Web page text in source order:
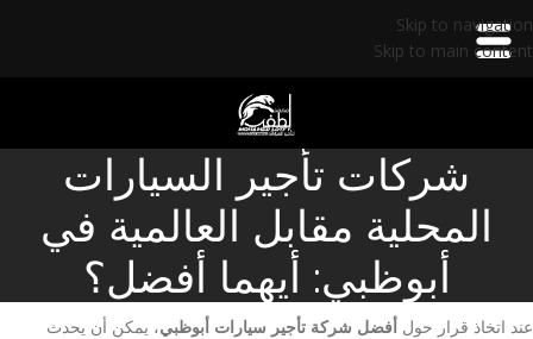
Skip to navigation
Skip to main content
شركات تأجير السيارات
المحلية مقابل العالمية في
أبوظبي: أيهما أفضل؟
عند اتخاذ قرار حول أفضل شركة تأجير سيارات أبوظبي، يمكن أن يحدث